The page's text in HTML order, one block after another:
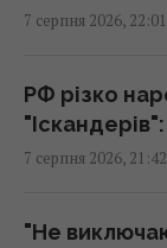
Що їсти для
20:22 п'ятниця, 07
Льотчик-
20:18 п'ятниця, 07
7 серпня 2026, 22:01
РФ різко
7 серпня 2026, 21:42
"Не